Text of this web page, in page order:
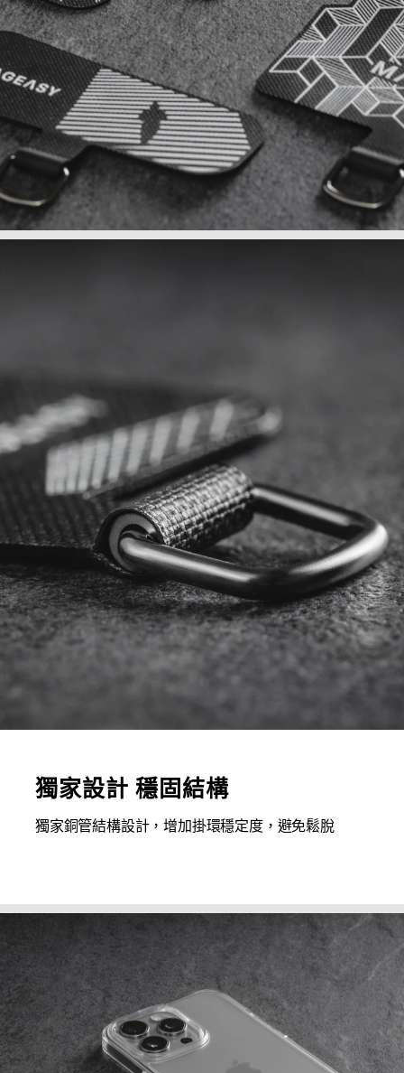
獨家設計 穩固結構
獨家銅管結構設計，增加掛環穩定度，避免鬆脫